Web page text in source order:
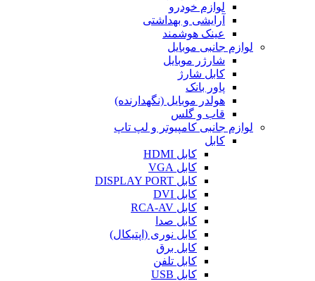
لوازم خودرو
آرایشی و بهداشتی
عینک هوشمند
لوازم جانبی موبایل
شارژر موبایل
کابل شارژ
پاور بانک
هولدر موبایل (نگهدارنده)
قاب و گلس
لوازم جانبی کامپیوتر و لپ تاپ
کابل
کابل HDMI
کابل VGA
کابل DISPLAY PORT
کابل DVI
کابل RCA-AV
کابل صدا
کابل نوری (اپتیکال)
کابل برق
کابل تلفن
کابل USB